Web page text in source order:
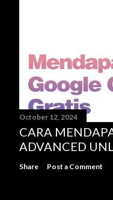
October 12, 2024
CARA
ADVANCED
Share Post a Comment